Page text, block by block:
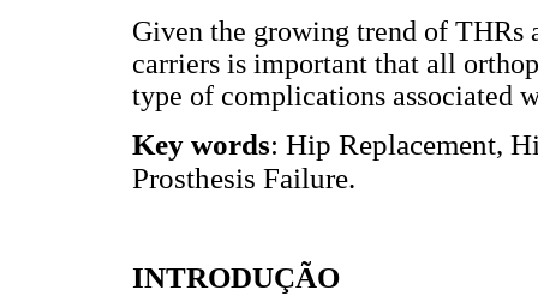
Given the growing trend of THRs
carriers is important that all
type of complications associated
Key words: Hip Replacement,
Prosthesis Failure.
INTRODUÇÃO